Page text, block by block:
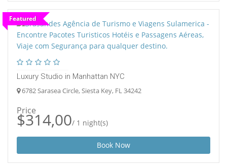
Featured
Luxury Studio in Manhattan NYC
6782 Sarasea Circle, Siesta Key, FL 34242
Price
$314,00/ 1 night(s)
Book Now